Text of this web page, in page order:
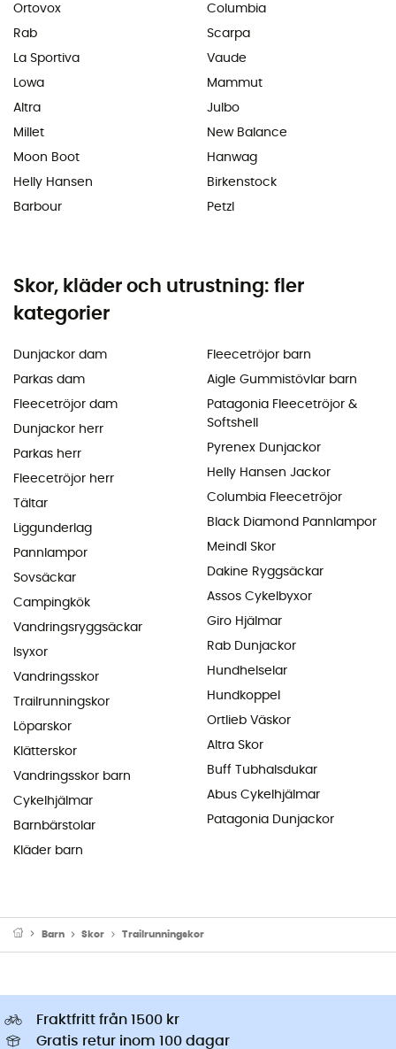
Ortovox
Rab
La Sportiva
Lowa
Altra
Millet
Moon Boot
Helly Hansen
Barbour
Columbia
Scarpa
Vaude
Mammut
Julbo
New Balance
Hanwag
Birkenstock
Petzl
Skor, kläder och utrustning: fler
kategorier
Dunjackor dam
Parkas dam
Fleecetröjor dam
Dunjackor herr
Parkas herr
Fleecetröjor herr
Tältar
Liggunderlag
Pannlampor
Sovsäckar
Campingkök
Vandringsryggsäckar
Isyxor
Vandringsskor
Trailrunningskor
Löparskor
Klätterskor
Vandringsskor barn
Cykelhjälmar
Barnbärstolar
Kläder barn
Fleecetröjor barn
Aigle Gummistövlar barn
Patagonia Fleecetröjor &
Softshell
Pyrenex Dunjackor
Helly Hansen Jackor
Columbia Fleecetröjor
Black Diamond Pannlampor
Meindl Skor
Dakine Ryggsäckar
Assos Cykelbyxor
Giro Hjälmar
Rab Dunjackor
Hundhelselar
Hundkoppel
Ortlieb Väskor
Altra Skor
Buff Tubhalsdukar
Abus Cykelhjälmar
Patagonia Dunjackor
Barn Skor Trailrunningskor
Fraktfritt från 1500 kr
Gratis retur inom 100 dagar